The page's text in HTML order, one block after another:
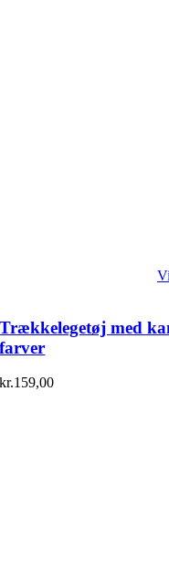
Trækkelegetøj med
farver
kr.159,00